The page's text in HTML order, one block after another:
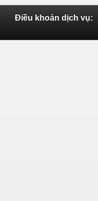
Điều khoản dịch vụ: